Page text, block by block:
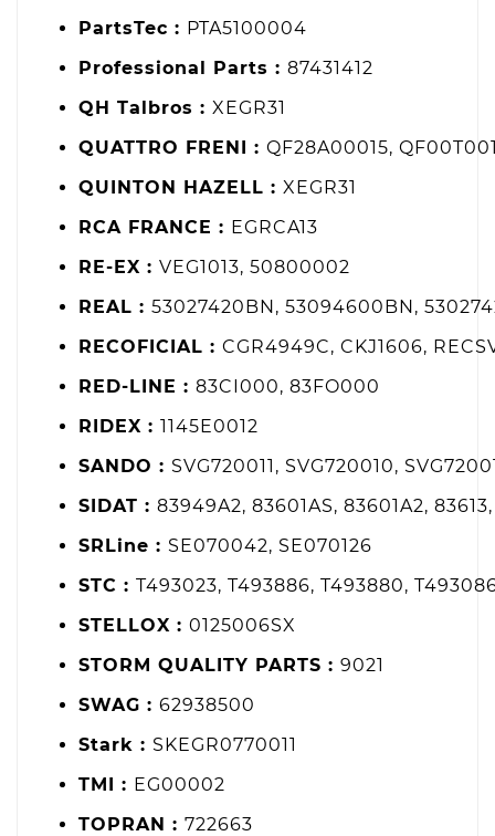
PartsTec : PTA5100004
Professional Parts : 87431412
QH Talbros : XEGR31
QUATTRO FRENI : QF28A00015,
QUINTON HAZELL : XEGR31
RCA FRANCE : EGRCA13
RE-EX : VEG1013, 50800002
REAL : 53027420BN, 53094600BN,
RECOFICIAL : CGR4949C, CKJ1606,
RED-LINE : 83CI000, 83FO000
RIDEX : 1145E0012
SANDO : SVG720011, SVG720010,
SIDAT : 83949A2, 83601AS, 83601A2,
SRLine : SE070042, SE070126
STC : T493023, T493886, T493880,
STELLOX : 0125006SX
STORM QUALITY PARTS : 9021
SWAG : 62938500
Stark : SKEGR0770011
TMI : EG00002
TOPRAN : 722663